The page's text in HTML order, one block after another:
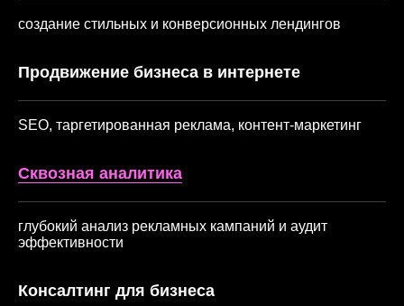
создание стильных и конверсионных лендингов
Продвижение бизнеса в интернете
SEO, таргетированная реклама, контент-маркетинг
Сквозная аналитика
глубокий анализ рекламных кампаний и аудит
эффективности
Консалтинг для бизнеса